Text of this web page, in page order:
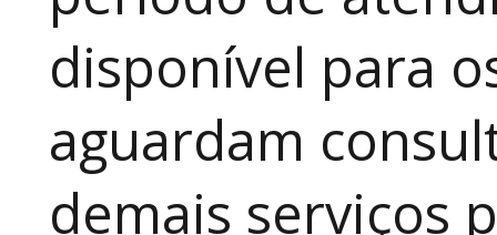
disponível para
aguardam
demais serviços